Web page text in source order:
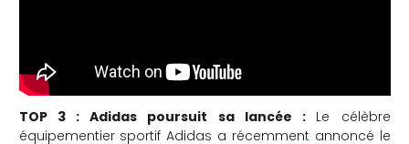
TOP 3 : Adidas poursuit sa lancée : Le célèbre
équipementier sportif Adidas a récemment annoncé le